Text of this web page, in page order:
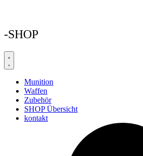
-SHOP
Munition
Waffen
Zubehör
SHOP Übersicht
kontakt